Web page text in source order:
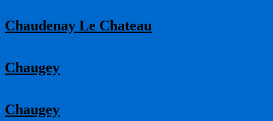
Chaudenay Le Chateau
Chaugey
Chaugey